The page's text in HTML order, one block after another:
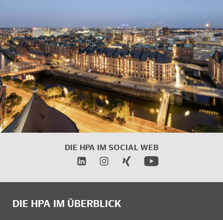
DIE HPA IM SOCIAL WEB
DIE HPA IM ÜBERBLICK